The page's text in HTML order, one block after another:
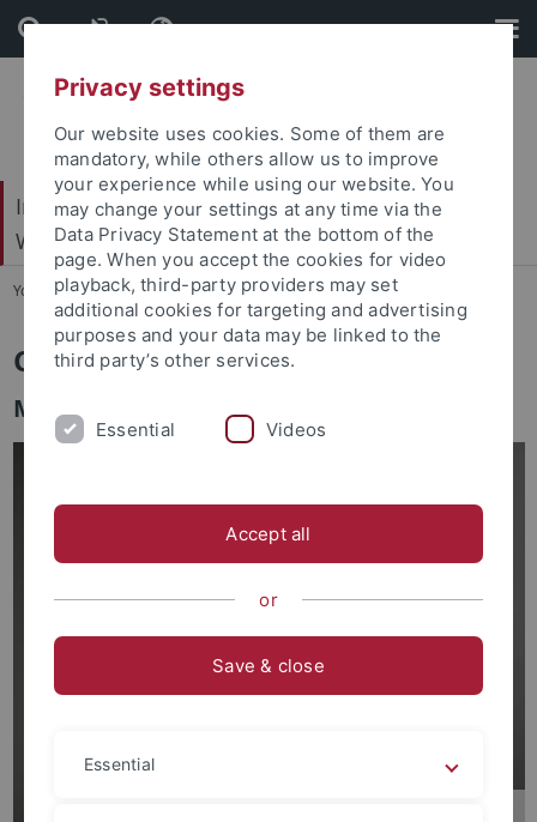
Skip
to
content
Skip
to
footer
Internationales Zentrum für Ethik in den
Wissenschaften (IZEW)
You are here: Startseite ... Team
Christopher Zysik
Medienethik, Technikphilosophie & KI
Privacy settings
Our website uses cookies. Some of them are
mandatory, while others allow us to improve
your experience while using our website. You
may change your settings at any time via the
Data Privacy Statement at the bottom of the
page. When you accept the cookies for video
playback, third-party providers may set
additional cookies for targeting and advertising
purposes and your data may be linked to the
third party’s other services.
Essential Videos
Accept all
or
Save & close
Essential